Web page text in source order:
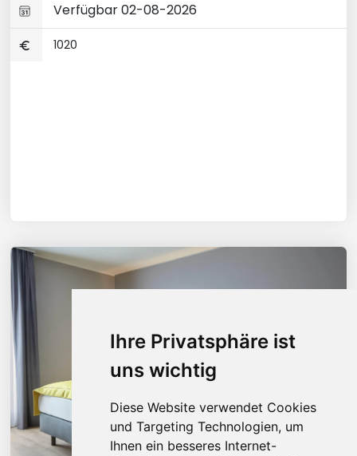
Ihre Privatsphäre ist
uns wichtig
Diese Website verwendet Cookies
und Targeting Technologien, um
Ihnen ein besseres Internet-
Verfügbar 02-08-2026
1020